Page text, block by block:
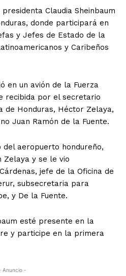
presidenta Claudia Sheinbaum
donde participará en
y Jefes de Estado de la
y Caribeños
en un avión de la Fuerza
recibida por el secretario
de Honduras, Héctor Zelaya,
Juan Ramón de la Fuente.
aeropuerto hondureño,
Zelaya y se le vio
jefe de la Oficina de
subsecretaria para
y De la Fuente.
esté presente en la
y participe en la primera
Anuncio -